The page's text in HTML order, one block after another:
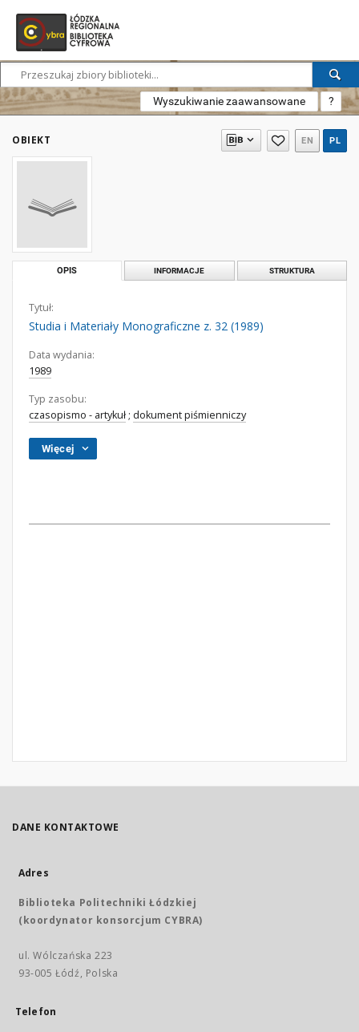
Wyszukiwanie zaawansowane ?
OBIEKT EN PL
OPIS INFORMACJE STRUKTURA
Tytuł:
Studia i Materiały Monograficzne z. 32 (1989)
Data wydania:
1989
Typ zasobu:
czasopismo - artykuł ; dokument piśmienniczy
Więcej
DANE KONTAKTOWE
Adres
Biblioteka Politechniki Łódzkiej
(koordynator konsorcjum CYBRA)
ul. Wólczańska 223
93-005 Łódź, Polska
Telefon